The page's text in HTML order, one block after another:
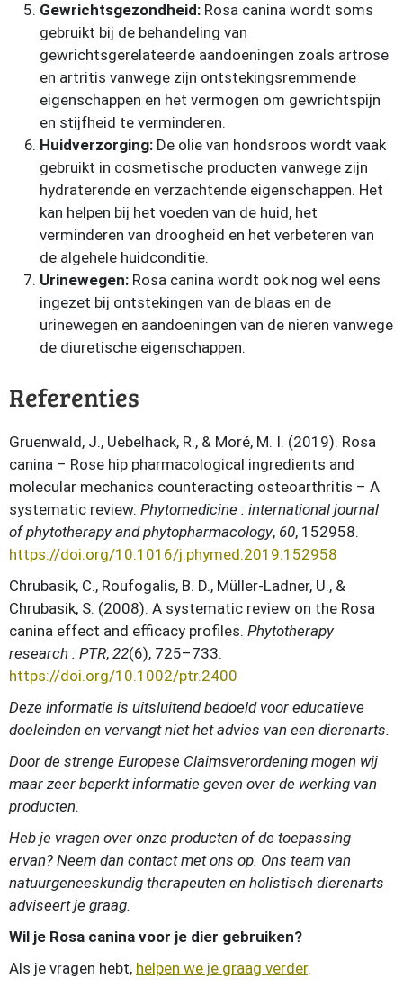
Gewrichtsgezondheid: Rosa canina wordt soms
gebruikt bij de behandeling van
gewrichtsgerelateerde aandoeningen zoals artrose
en artritis vanwege zijn ontstekingsremmende
eigenschappen en het vermogen om gewrichtspijn
en stijfheid te verminderen.
Huidverzorging: De olie van hondsroos wordt vaak
gebruikt in cosmetische producten vanwege zijn
hydraterende en verzachtende eigenschappen. Het
kan helpen bij het voeden van de huid, het
verminderen van droogheid en het verbeteren van
de algehele huidconditie.
Urinewegen: Rosa canina wordt ook nog wel eens
ingezet bij ontstekingen van de blaas en de
urinewegen en aandoeningen van de nieren vanwege
de diuretische eigenschappen.
Referenties
Gruenwald, J., Uebelhack, R., & Moré, M. I. (2019). Rosa
canina – Rose hip pharmacological ingredients and
molecular mechanics counteracting osteoarthritis – A
systematic review. Phytomedicine : international journal
of phytotherapy and phytopharmacology, 60, 152958.
https://doi.org/10.1016/j.phymed.2019.152958
Chrubasik, C., Roufogalis, B. D., Müller-Ladner, U., &
Chrubasik, S. (2008). A systematic review on the Rosa
canina effect and efficacy profiles. Phytotherapy
research : PTR, 22(6), 725–733.
https://doi.org/10.1002/ptr.2400
Deze informatie is uitsluitend bedoeld voor educatieve
doeleinden en vervangt niet het advies van een dierenarts.
Door de strenge Europese Claimsverordening mogen wij
maar zeer beperkt informatie geven over de werking van
producten.
Heb je vragen over onze producten of de toepassing
ervan? Neem dan contact met ons op. Ons team van
natuurgeneeskundig therapeuten en holistisch dierenarts
adviseert je graag.
Wil je Rosa canina voor je dier gebruiken?
Als je vragen hebt, helpen we je graag verder.